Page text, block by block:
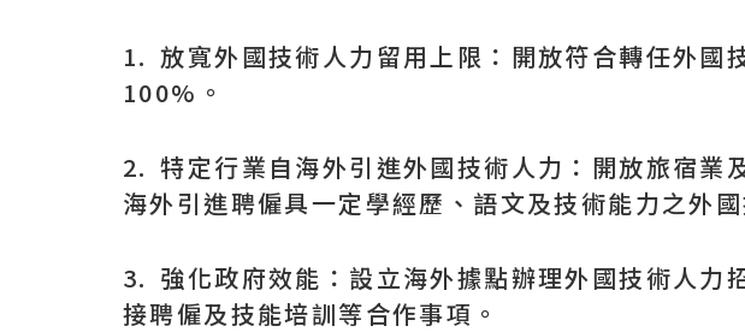
1. 放寬外國技術人力留用上限：開放符合轉任外國
100%。
2. 特定行業自海外引進外國技術人力：開放旅宿業
海外引進聘僱具一定學經歷、語文及技術能力之外
3. 強化政府效能：設立海外據點辦理外國技術人力
接聘僱及技能培訓等合作事項。